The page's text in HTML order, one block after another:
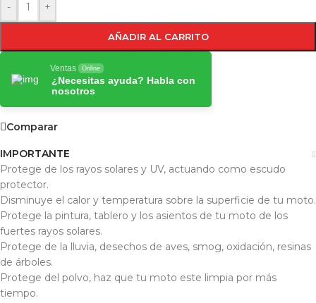
- +
AÑADIR AL CARRITO
Ventas Online
¿Necesitas ayuda? Habla con
nosotros
Comparar
IMPORTANTE
Protege de los rayos solares y UV, actuando como escudo
protector.
Disminuye el calor y temperatura sobre la superficie de tu moto.
Protege la pintura, tablero y los asientos de tu moto de los
fuertes rayos solares.
Protege de la lluvia, desechos de aves, smog, oxidación, resinas
de árboles.
Protege del polvo, haz que tu moto este limpia por más
tiempo.